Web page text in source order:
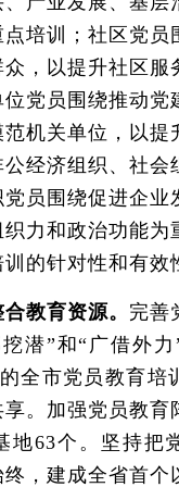
培训；社区党员
，以提升社区服
党员围绕推动党
机关单位，以提
经济组织、社会
员围绕促进企业
力和政治功能为
的针对性和有效
教育资源。 完善
潜”和“广借外
全市党员教育培
。加强党员教育
地63个。坚持把
，建成全省首个